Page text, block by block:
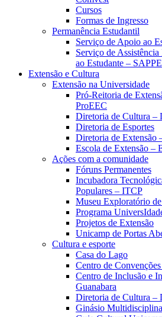
Cursos
Formas de Ingresso
Permanência Estudantil
Serviço de Apoio ao
Serviço de
ao Estudante – SAPPE
Extensão e Cultura
Extensão na Universidade
Pró-Reitoria de
ProEEC
Diretoria de Cultura –
Diretoria de Esportes
Diretoria de Extensão
Escola de Extensão –
Ações com a comunidade
Fóruns Permanentes
Incubadora
Populares – ITCP
Museu Exploratório
Programa
Projetos de Extensão
Unicamp de Portas
Cultura e esporte
Casa do Lago
Centro de
Centro de Inclusão e
Guanabara
Diretoria de Cultura –
Ginásio